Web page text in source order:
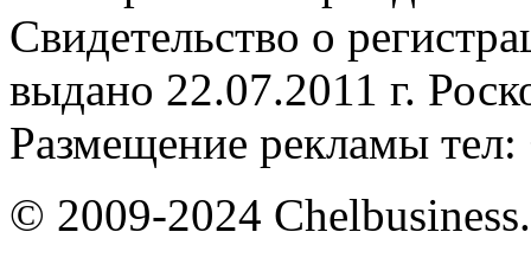
Свидетельство о
выдано 22.07.2011 г.
Размещение рекламы
© 2009-2024